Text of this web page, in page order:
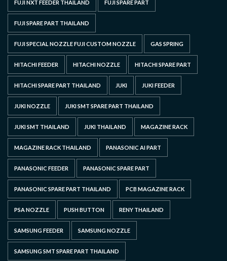
FUJI NXT FEEDER THAILAND FUJI SPARE PART
FUJI SPARE PART THAILAND
FUJI SPECIAL NOZZLE FUJI CUSTOM NOZZLE GAS SPRING
HITACHI FEEDER HITACHI NOZZLE HITACHI SPARE PART
HITACHI SPARE PART THAILAND JUKI JUKI FEEDER
JUKI NOZZLE JUKI SMT SPARE PART THAILAND
JUKI SMT THAILAND JUKI THAILAND MAGAZINE RACK
MAGAZINE RACK THAILAND PANASONIC AI PART
PANASONIC FEEDER PANASONIC SPARE PART
PANASONIC SPARE PART THAILAND PCB MAGAZINE RACK
PSA NOZZLE PUSH BUTTON RENY THAILAND
SAMSUNG FEEDER SAMSUNG NOZZLE
SAMSUNG SMT SPARE PART THAILAND